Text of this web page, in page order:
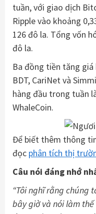
tuần, với giao dịch
Ripple vào khoảng
126 đô la. Tổng vốn
đô la.
Ba đồng tiền tăng
BDT, CariNet và
hàng đầu trong tuần
WhaleCoin.
Để biết thêm thông
đọc phân tích thị
Câu nói đáng nhớ
“Tôi nghĩ rằng chúng
bây giờ và nói làm